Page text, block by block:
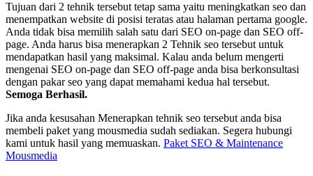
Tujuan dari 2 tehnik tersebut tetap sama yaitu meningkatkan seo dan
menempatkan website di posisi teratas atau halaman pertama google.
Anda tidak bisa memilih salah satu dari SEO on-page dan SEO off-
page. Anda harus bisa menerapkan 2 Tehnik seo tersebut untuk
mendapatkan hasil yang maksimal. Kalau anda belum mengerti
mengenai SEO on-page dan SEO off-page anda bisa berkonsultasi
dengan pakar seo yang dapat memahami kedua hal tersebut.
Semoga Berhasil.
Jika anda kesusahan Menerapkan tehnik seo tersebut anda bisa
membeli paket yang mousmedia sudah sediakan. Segera hubungi
kami untuk hasil yang memuaskan. Paket SEO & Maintenance
Mousmedia